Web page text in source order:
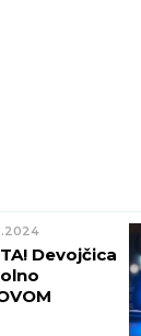
Devojčica